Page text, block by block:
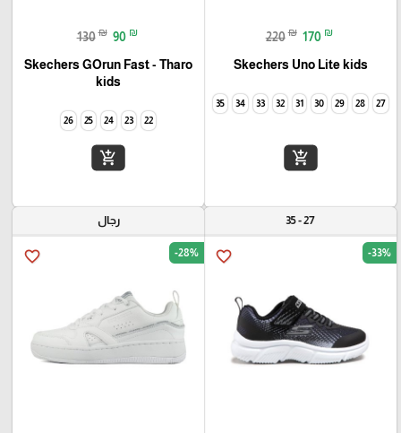
220 ₪ 170 ₪
Skechers Uno Lite kids
27
28
29
30
31
32
33
34
35
add_shopping_cart
130 ₪ 90 ₪
Skechers GOrun Fast - Tharo
kids
22
23
24
25
26
add_shopping_cart
27 - 35
favorite_border -33%
رجال
favorite_border -28%